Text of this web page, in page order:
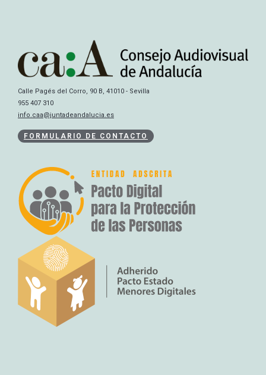
Calle Pagés del Corro, 90 B, 41010 - Sevilla
955 407 310
info.caa@juntadeandalucia.es
FORMULARIO DE CONTACTO